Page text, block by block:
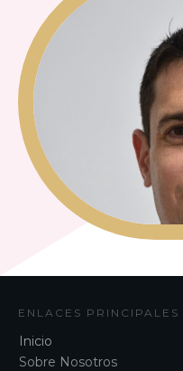
ENLACES PRINCIPALES
Inicio
Sobre Nosotros